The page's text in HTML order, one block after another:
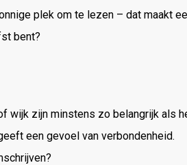
plek om te lezen – dat maakt
bent?
wijk zijn minstens zo belangrijk als
een gevoel van verbondenheid.